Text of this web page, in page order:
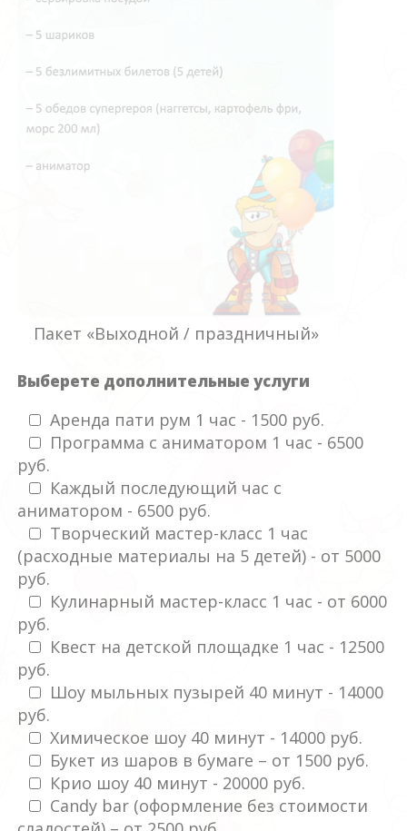
Пакет «Выходной / праздничный»
Выберете дополнительные услуги
Аренда пати рум 1 час - 1500 руб.
Программа с аниматором 1 час - 6500
руб.
Каждый последующий час с
аниматором - 6500 руб.
Творческий мастер-класс 1 час
(расходные материалы на 5 детей) - от 5000
руб.
Кулинарный мастер-класс 1 час - от 6000
руб.
Квест на детской площадке 1 час - 12500
руб.
Шоу мыльных пузырей 40 минут - 14000
руб.
Химическое шоу 40 минут - 14000 руб.
Букет из шаров в бумаге – от 1500 руб.
Крио шоу 40 минут - 20000 руб.
Candy bar (оформление без стоимости